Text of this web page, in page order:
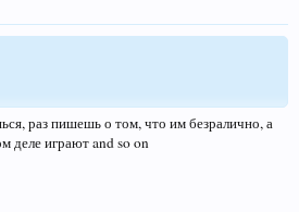
раз пишешь о том, что им безралично, а
деле играют and so on